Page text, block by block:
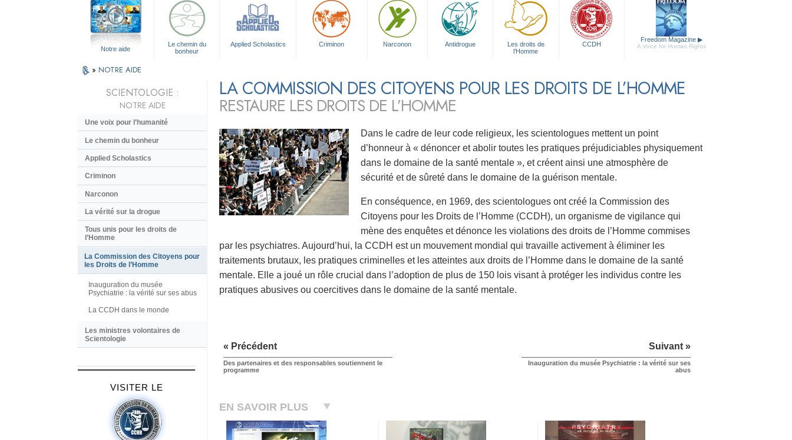
Notre aide
Le chemin du
bonheur
Applied Scholastics Criminon Narconon Antidrogue
Les droits de
l’Homme
CCDH
Freedom Magazine ▶
A Voice for Human Rights
» NOTRE AIDE
LA COMMISSION DES CITOYENS POUR LES DROITS DE L’HOMME
RESTAURE LES DROITS DE L’HOMME
Dans le cadre de leur code religieux, les scientologues mettent un point
d’honneur à « dénoncer et abolir toutes les pratiques préjudiciables physiquement
dans le domaine de la santé mentale », et créent ainsi une atmosphère de
sécurité et de sûreté dans le domaine de la guérison mentale.
En conséquence, en 1969, des scientologues ont créé la Commission des
Citoyens pour les Droits de l’Homme (CCDH), un organisme de vigilance qui
mène des enquêtes et dénonce les violations des droits de l’Homme commises
par les psychiatres. Aujourd’hui, la CCDH est un mouvement mondial qui travaille activement à éliminer les
traitements brutaux, les pratiques criminelles et les atteintes aux droits de l’Homme dans le domaine de la santé
mentale. Elle a joué un rôle crucial dans l’adoption de plus de 150 lois visant à protéger les individus contre les
pratiques abusives ou coercitives dans le domaine de la santé mentale.
« Précédent
Des partenaires et des responsables soutiennent le
programme
Suivant »
Inauguration du musée Psychiatrie : la vérité sur ses
abus
EN SAVOIR PLUS
SCIENTOLOGIE :
NOTRE AIDE
Une voix pour l’humanité
Le chemin du bonheur
Applied Scholastics
Criminon
Narconon
La vérité sur la drogue
Tous unis pour les droits de
l’Homme
La Commission des Citoyens pour
les Droits de l’Homme
Inauguration du musée
Psychiatrie : la vérité sur ses abus
La CCDH dans le monde
Les ministres volontaires de
Scientologie
VISITER LE